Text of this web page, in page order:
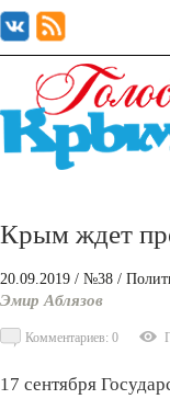
Крым ждет
20.09.2019 / №38 /
Эмир Аблязов
Комментариев: 0
17 сентября